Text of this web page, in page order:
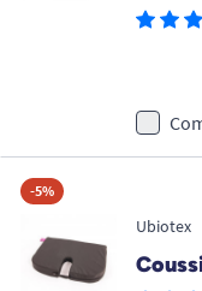
-5%
Ubiotex